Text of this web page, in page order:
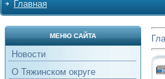
Главная
МЕНЮ САЙТА
Новости
О Тяжинском округе